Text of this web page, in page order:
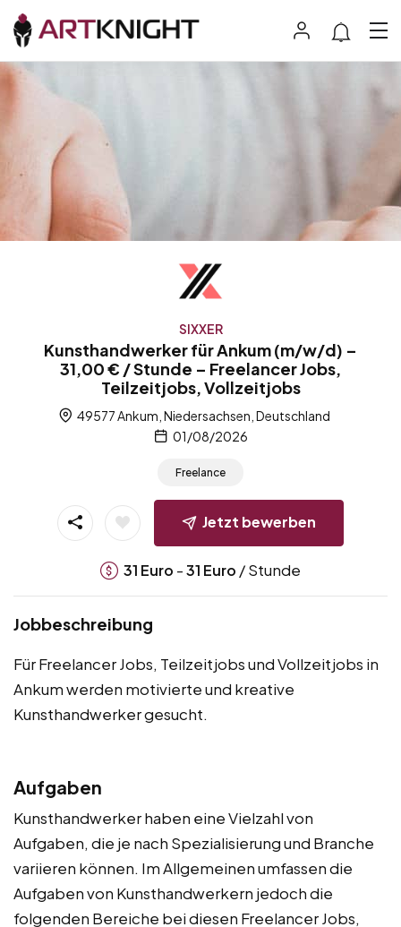
SIXXER
Kunsthandwerker für Ankum (m/w/d) –
31,00 € / Stunde – Freelancer Jobs,
Teilzeitjobs, Vollzeitjobs
49577 Ankum, Niedersachsen, Deutschland
01/08/2026
Freelance
Jetzt bewerben
31 Euro -31 Euro / Stunde
Jobbeschreibung
Für Freelancer Jobs, Teilzeitjobs und Vollzeitjobs in
Ankum werden motivierte und kreative
Kunsthandwerker gesucht.
Aufgaben
Kunsthandwerker haben eine Vielzahl von
Aufgaben, die je nach Spezialisierung und Branche
variieren können. Im Allgemeinen umfassen die
Aufgaben von Kunsthandwerkern jedoch die
folgenden Bereiche bei diesen Freelancer Jobs,